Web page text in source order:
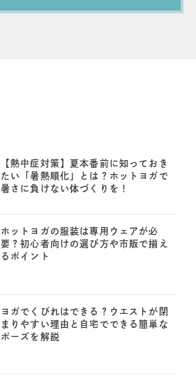
【熱中症対策】夏本番前に知っておき
たい「暑熱順化」とは？ホットヨガで
暑さに負けない体づくりを！
ホットヨガの服装は専用ウェアが必
要？初心者向けの選び方や市販で揃え
るポイント
ヨガでくびれはできる？ウエストが閉
まりやすい理由と自宅でできる簡単な
ポーズを解説